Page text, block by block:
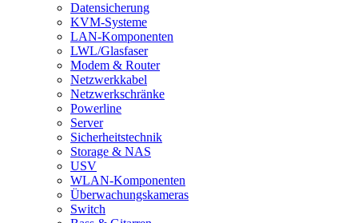
Datensicherung
KVM-Systeme
LAN-Komponenten
LWL/Glasfaser
Modem & Router
Netzwerkkabel
Netzwerkschränke
Powerline
Server
Sicherheitstechnik
Storage & NAS
USV
WLAN-Komponenten
Überwachungskameras
Switch